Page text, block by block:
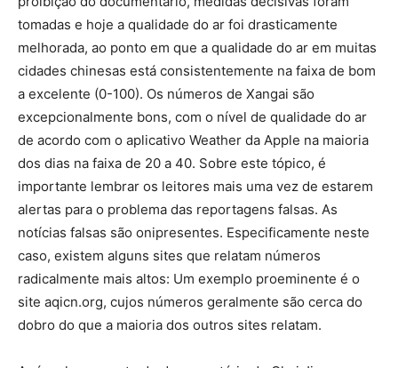
tomadas e hoje a qualidade do ar foi drasticamente
melhorada, ao ponto em que a qualidade do ar em muitas
cidades chinesas está consistentemente na faixa de bom
a excelente (0-100). Os números de Xangai são
excepcionalmente bons, com o nível de qualidade do ar
de acordo com o aplicativo Weather da Apple na maioria
dos dias na faixa de 20 a 40. Sobre este tópico, é
importante lembrar os leitores mais uma vez de estarem
alertas para o problema das reportagens falsas. As
notícias falsas são onipresentes. Especificamente neste
caso, existem alguns sites que relatam números
radicalmente mais altos: Um exemplo proeminente é o
site aqicn.org, cujos números geralmente são cerca do
dobro do que a maioria dos outros sites relatam.